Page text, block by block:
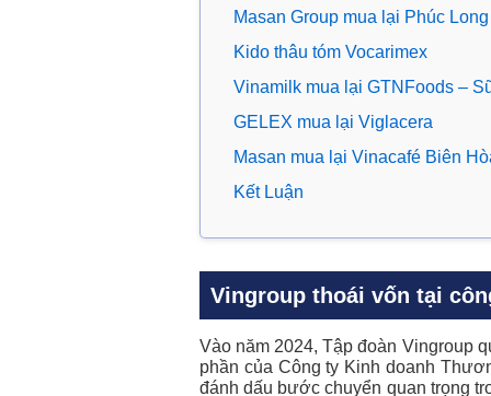
Masan Group mua lại Phúc
Kido thâu tóm Vocarimex
Vinamilk mua lại GTNFoods –
GELEX mua lại Viglacera
Masan mua lại Vinacafé Biên
Kết Luận
Vingroup thoái vốn tại
Vào năm 2024, Tập đoàn Vingroup
phần của Công ty Kinh doanh
đánh dấu bước chuyển quan trọng